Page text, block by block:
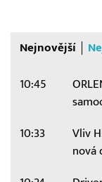
Nejnovější
10:45
10:33
Vliv
nová